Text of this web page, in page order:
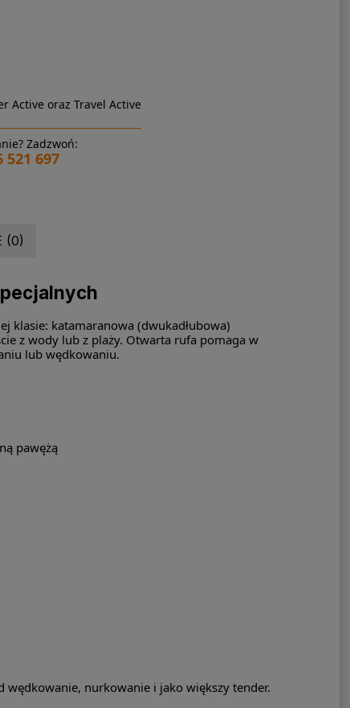
Active oraz Travel Active
Zadzwoń:
521 697
(0)
klasie: katamaranowa (dwukadłubowa)
z wody lub z plaży. Otwarta rufa pomaga w
lub wędkowaniu.
pawężą
nurkowanie i jako większy tender.